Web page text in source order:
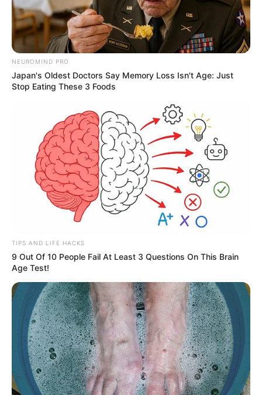
NEUROMIND PRO
Japan's Oldest Doctors Say Memory Loss Isn't Age: Just
Stop Eating These 3 Foods
TIPS AND LIFE HACKS
9 Out Of 10 People Fail At Least 3 Questions On This Brain
Age Test!